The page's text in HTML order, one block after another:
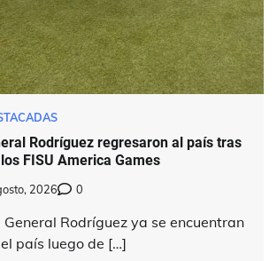
Rodríguez regresaron al país tras
FISU America Games
2026 0
Rodríguez ya se encuentran
país luego de […]